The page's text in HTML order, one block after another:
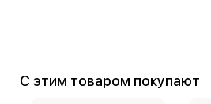
С этим товаром покупают